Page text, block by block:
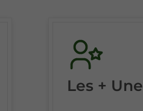
Les +